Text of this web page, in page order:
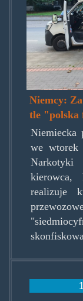
Niemcy:
tle "polska
Niemiecka
we wtorek
Narkotyki
kierowca,
realizuje